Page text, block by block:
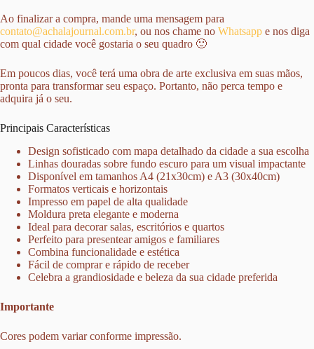
Ao finalizar a compra, mande uma mensagem para
contato@achalajournal.com.br, ou nos chame no Whatsapp e nos diga
com qual cidade você gostaria o seu quadro 🙂
Em poucos dias, você terá uma obra de arte exclusiva em suas mãos,
pronta para transformar seu espaço. Portanto, não perca tempo e
adquira já o seu.
Principais Características
Design sofisticado com mapa detalhado da cidade a sua escolha
Linhas douradas sobre fundo escuro para um visual impactante
Disponível em tamanhos A4 (21x30cm) e A3 (30x40cm)
Formatos verticais e horizontais
Impresso em papel de alta qualidade
Moldura preta elegante e moderna
Ideal para decorar salas, escritórios e quartos
Perfeito para presentear amigos e familiares
Combina funcionalidade e estética
Fácil de comprar e rápido de receber
Celebra a grandiosidade e beleza da sua cidade preferida
Importante
Cores podem variar conforme impressão.